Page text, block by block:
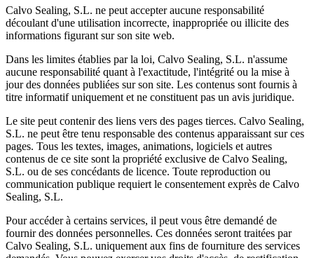
Calvo Sealing, S.L. ne peut accepter aucune responsabilité
découlant d'une utilisation incorrecte, inappropriée ou illicite des
informations figurant sur son site web.
Dans les limites établies par la loi, Calvo Sealing, S.L. n'assume
aucune responsabilité quant à l'exactitude, l'intégrité ou la mise à
jour des données publiées sur son site. Les contenus sont fournis à
titre informatif uniquement et ne constituent pas un avis juridique.
Le site peut contenir des liens vers des pages tierces. Calvo Sealing,
S.L. ne peut être tenu responsable des contenus apparaissant sur ces
pages. Tous les textes, images, animations, logiciels et autres
contenus de ce site sont la propriété exclusive de Calvo Sealing,
S.L. ou de ses concédants de licence. Toute reproduction ou
communication publique requiert le consentement exprès de Calvo
Sealing, S.L.
Pour accéder à certains services, il peut vous être demandé de
fournir des données personnelles. Ces données seront traitées par
Calvo Sealing, S.L. uniquement aux fins de fourniture des services